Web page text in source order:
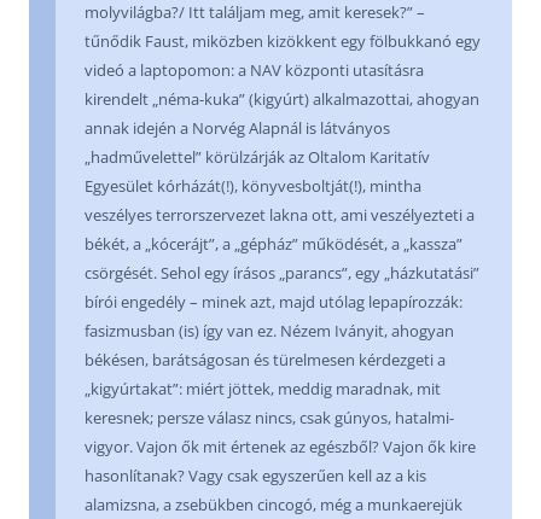
molyvilágba?/ Itt találjam meg, amit keresek?” –
tűnődik Faust, miközben kizökkent egy fölbukkanó egy
videó a laptopomon: a NAV központi utasításra
kirendelt „néma-kuka” (kigyúrt) alkalmazottai, ahogyan
annak idején a Norvég Alapnál is látványos
„hadművelettel” körülzárják az Oltalom Karitatív
Egyesület kórházát(!), könyvesboltját(!), mintha
veszélyes terrorszervezet lakna ott, ami veszélyezteti a
békét, a „kócerájt”, a „gépház” működését, a „kassza”
csörgését. Sehol egy írásos „parancs”, egy „házkutatási”
bírói engedély – minek azt, majd utólag lepapírozzák:
fasizmusban (is) így van ez. Nézem Iványit, ahogyan
békésen, barátságosan és türelmesen kérdezgeti a
„kigyúrtakat”: miért jöttek, meddig maradnak, mit
keresnek; persze válasz nincs, csak gúnyos, hatalmi-
vigyor. Vajon ők mit értenek az egészből? Vajon ők kire
hasonlítanak? Vagy csak egyszerűen kell az a kis
alamizsna, a zsebükben cincogó, még a munkaerejük